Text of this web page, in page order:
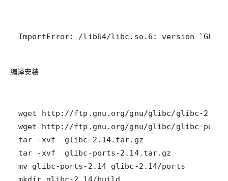
ImportError: /lib64/libc.so.6: version
编译安装